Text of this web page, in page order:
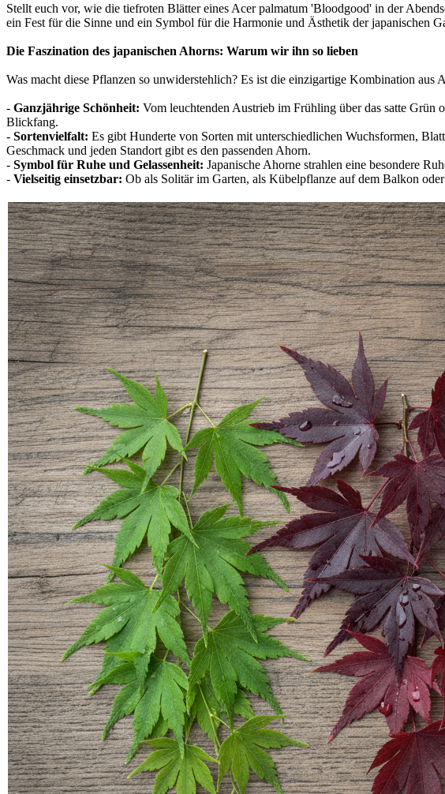
Stellt euch vor, wie die tiefroten Blätter eines Acer palmatum 'Bloodgood' in der
ein Fest für die Sinne und ein Symbol für die Harmonie und Ästhetik der japanischen
Die Faszination des japanischen Ahorns: Warum wir ihn so lieben
Was macht diese Pflanzen so unwiderstehlich? Es ist die einzigartige Kombination
- Ganzjährige Schönheit: Vom leuchtenden Austrieb im Frühling über das satte Grün
Blickfang.
- Sortenvielfalt: Es gibt Hunderte von Sorten mit unterschiedlichen Wuchsformen,
Geschmack und jeden Standort gibt es den passenden Ahorn.
- Symbol für Ruhe und Gelassenheit: Japanische Ahorne strahlen eine besondere
- Vielseitig einsetzbar: Ob als Solitär im Garten, als Kübelpflanze auf dem Balkon